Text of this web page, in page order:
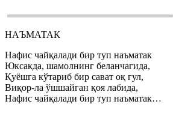
НАЪМАТАК
Нафис чайқалади бир туп наъматак
Юксакда, шамолнинг беланчагида,
Қуёшга кўтариб бир сават оқ гул,
Виқор-ла ўшшайган қоя лабида,
Нафис чайқалади бир туп наъматак…